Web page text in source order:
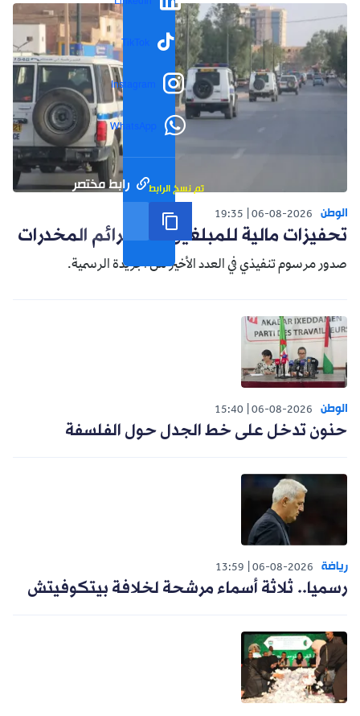
TikTok
Instagram
WhatsApp
رابط مختصر تم نسخ الرابط
الوطن 06-08-2026
19:35
تحفيزات مالية للمبلغين عن جرائم المخدرات
صدور مرسوم تنفيذي في العدد الأخير من الجريدة الرسمية.
الوطن 06-08-2026
15:40
حنون تدخل على خط الجدل حول الفلسفة
رياضة 06-08-2026
13:59
رسميا.. ثلاثة أسماء مرشحة لخلافة بيتكوفيتش